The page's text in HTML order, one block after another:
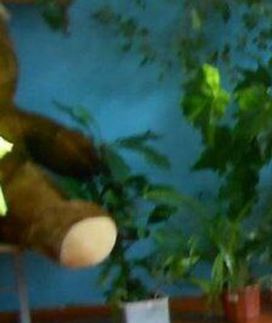
Фото:
С нового учебного года в образовательных школах Госдума
ввела судьбоносные изменения -- обязательные уроки труда
плюс запрет на использование на занятиях мобильных
Складывается впечатление, что на российские школы
надвигается грозовая буря, поскольку, правильное, на мой
взгляд, решение о мобильниках, скорее всего, будет принято
в штыки. Уж больно многие школьники почувствовали
собственную безнаказанность, когда можно и ответы в сети
находить, и вызывать беззащитных учителей на провокации,
а потом снимать гневающихся педагогов на видео и
выкладывать всё это в сеть.
Вспоминаю свою школу конца шестидесятых -- середины
семидесятых годов прошлого века, когда ни о каких
мобильных телефонах, компьютерах и даже калькуляторах
речи не шло, поэтому преподаватели чувствовали себя
более-менее спокойно и могли вполне адекватно ответить
на хамские выпады наиболее зарвавшихся учеников. И
затрещину вполне могли влепить, и словцом крепким
послать. Сразу скажу, не все учителя поступали адекватно,
не все были справедливы, но отчего-то именно они,
позволившие кого-то однажды обидеть (накричать на
первоклашку на уроке физкультуры за то, что не в ту сторону
повернулся или поставить в угол непонятно за что),
довольно быстро исчезали из школьной жизни.